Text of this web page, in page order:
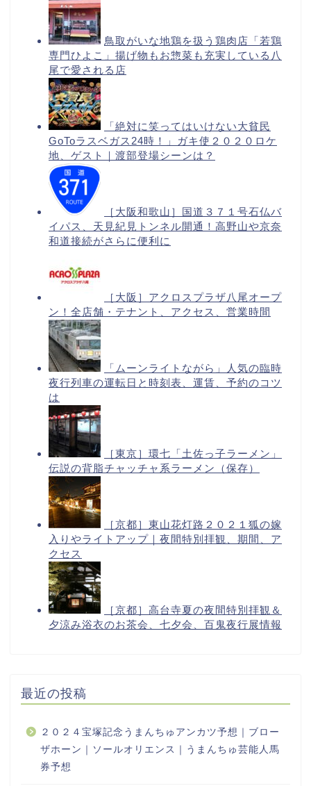
最近の投稿
２０２４宝塚記念うまんちゅアンカツ予想｜ブロー
ザホーン｜ソールオリエンス｜うまんちゅ芸能人馬
券予想